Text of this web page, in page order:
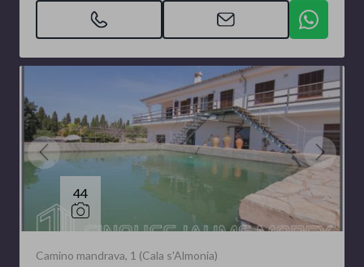
44
Camino mandrava, 1 (Cala s'Almonia)